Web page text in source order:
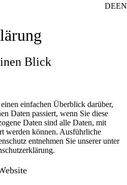
DEEN
Blick
einfachen Überblick darüber,
Daten passiert, wenn Sie diese
Daten sind alle Daten, mit
werden können. Ausführliche
entnehmen Sie unserer unter